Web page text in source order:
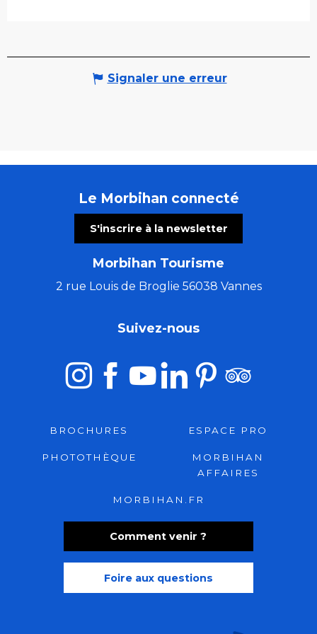
Signaler une erreur
Le Morbihan connecté
S'inscrire à la newsletter
Morbihan Tourisme
2 rue Louis de Broglie 56038 Vannes
Comment venir ?
Foire aux questions
Suivez-nous
BROCHURES ESPACE PRO
PHOTOTHÈQUE
MORBIHAN
AFFAIRES
MORBIHAN.FR